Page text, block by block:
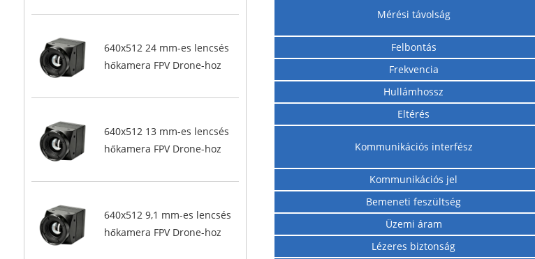
640x512 24 mm-es lencsés
hőkamera FPV Drone-hoz
640x512 13 mm-es lencsés
hőkamera FPV Drone-hoz
640x512 9,1 mm-es lencsés
hőkamera FPV Drone-hoz
Mérési távolság
Felbontás
Frekvencia
Hullámhossz
Eltérés
Kommunikációs interfész
Kommunikációs jel
Bemeneti feszültség
Üzemi áram
Lézeres biztonság